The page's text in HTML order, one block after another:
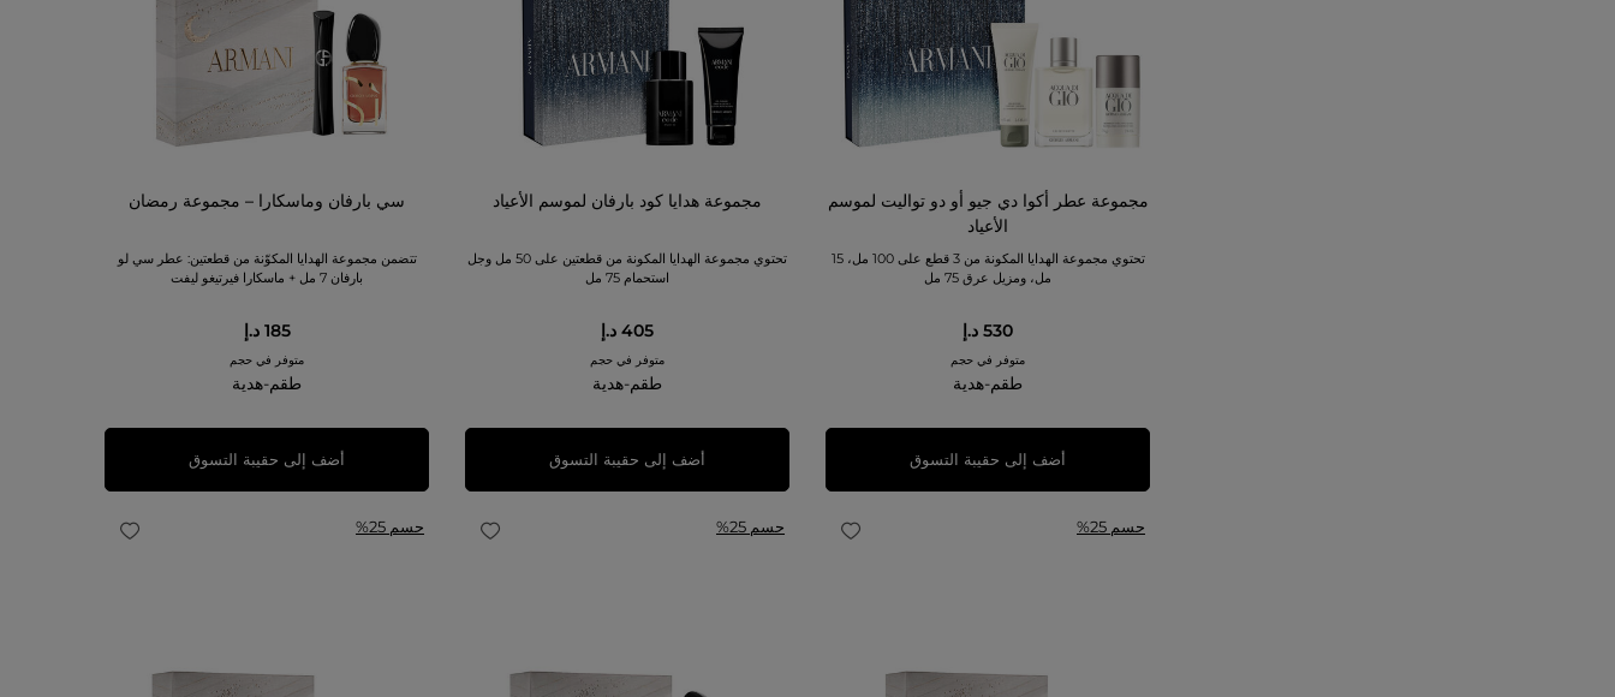
مجموعة عطر أكوا دي جيو أو دو تواليت لموسم
الأعياد
تحتوي مجموعة الهدايا المكونة من 3 قطع على 100 مل، 15
مل، ومزيل عرق 75 مل
530 د.إ
متوفر في حجم
طقم-هدية
أضف إلى حقيبة التسوق
مجموعة هدايا كود بارفان لموسم الأعياد
تحتوي مجموعة الهدايا المكونة من قطعتين على 50 مل وجل
استحمام 75 مل
405 د.إ
متوفر في حجم
طقم-هدية
أضف إلى حقيبة التسوق
سي بارفان وماسكارا – مجموعة رمضان
تتضمن مجموعة الهدايا المكوّنة من قطعتين: عطر سي لو
بارفان 7 مل + ماسكارا فيرتيغو ليفت
185 د.إ
متوفر في حجم
طقم-هدية
أضف إلى حقيبة التسوق
حسم 25% حسم 25% حسم 25%